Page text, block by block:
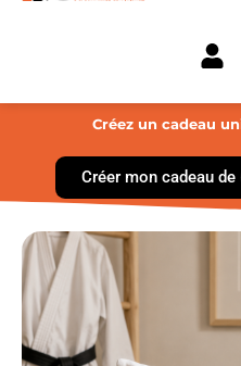
Créez un cadeau
Créer mon cadeau de